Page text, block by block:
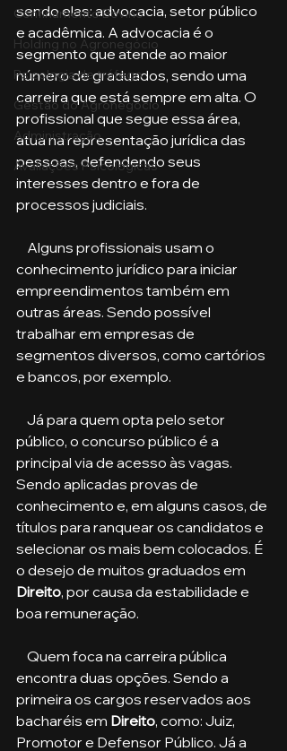
Confinamento Bovino
Holding no Agronegócio
Psicologia de tráfego
Gestão do Agronegócio
Administração
Avaliações Psicológicas
sendo elas: advocacia, setor público
e acadêmica. A advocacia é o
segmento que atende ao maior
número de graduados, sendo uma
carreira que está sempre em alta. O
profissional que segue essa área,
atua na representação jurídica das
pessoas, defendendo seus
interesses dentro e fora de
processos judiciais.
conhecimento jurídico para iniciar
empreendimentos também em
outras áreas. Sendo possível
trabalhar em empresas de
segmentos diversos, como cartórios
e bancos, por exemplo.
público, o concurso público é a
principal via de acesso às vagas.
Sendo aplicadas provas de
conhecimento e, em alguns casos, de
títulos para ranquear os candidatos e
selecionar os mais bem colocados. É
o desejo de muitos graduados em
Direito, por causa da estabilidade e
boa remuneração.
encontra duas opções. Sendo a
primeira os cargos reservados aos
bacharéis em Direito, como: Juiz,
Promotor e Defensor Público. Já a